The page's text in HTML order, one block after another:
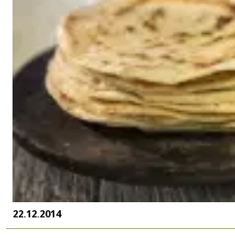
22.12.2014